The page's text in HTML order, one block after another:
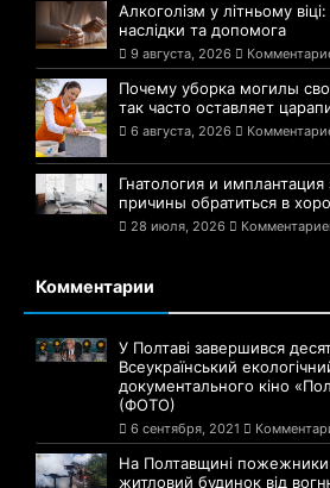
Алкоголізм у літньому
наслідки та допомога
9 августа, 2026
Почему уборка могилы
так часто оставляет
6 августа, 2026
Гнатология и имплантация
причины обратиться в
28 июля, 2026
Комментарии
У Полтаві завершився
Всеукраїнський
документального кіно
(ФОТО)
6 сентября, 2021
На Полтавщині пожежники
житловий будинок від